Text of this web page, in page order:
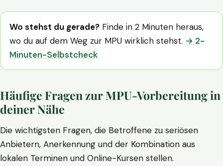
Wo stehst du gerade? Finde in 2 Minuten heraus,
wo du auf dem Weg zur MPU wirklich stehst. → 2-
Minuten-Selbstcheck
Häufige Fragen zur MPU-Vorbereitung in
deiner Nähe
Die wichtigsten Fragen, die Betroffene zu seriösen
Anbietern, Anerkennung und der Kombination aus
lokalen Terminen und Online-Kursen stellen.